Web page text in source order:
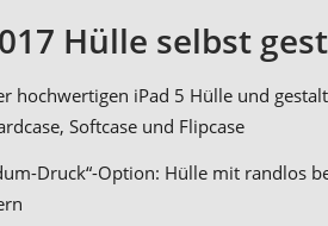
Hülle selbst
hochwertigen iPad 5 Hülle und
Softcase und Flipcase
Druck“-Option: Hülle mit randlos